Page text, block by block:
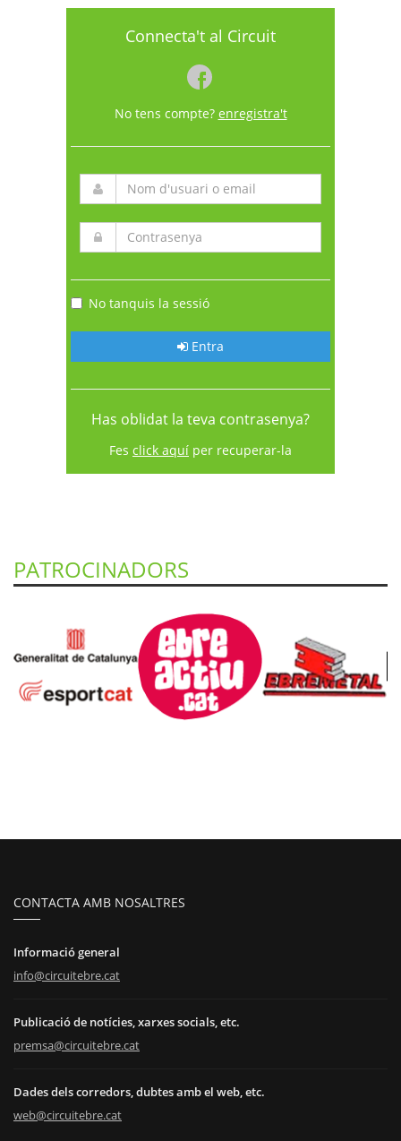
Connecta't al Circuit
No tens compte? enregistra't
No tanquis la sessió
Entra
Has oblidat la teva contrasenya?
Fes click aquí per recuperar-la
PATROCINADORS
CONTACTA AMB NOSALTRES
Informació general
info@circuitebre.cat
Publicació de notícies, xarxes socials, etc.
premsa@circuitebre.cat
Dades dels corredors, dubtes amb el web, etc.
web@circuitebre.cat